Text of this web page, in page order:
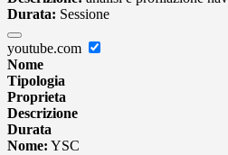
Durata: Sessione
youtube.com
Nome
Tipologia
Proprieta
Descrizione
Durata
Nome: YSC